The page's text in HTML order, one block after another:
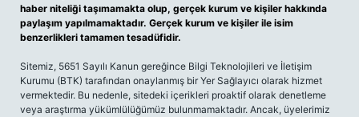
haber niteliği taşımamakta olup, gerçek kurum ve kişiler hakkında
paylaşım yapılmamaktadır. Gerçek kurum ve kişiler ile isim
benzerlikleri tamamen tesadüfidir.
Sitemiz, 5651 Sayılı Kanun gereğince Bilgi Teknolojileri ve İletişim
Kurumu (BTK) tarafından onaylanmış bir Yer Sağlayıcı olarak hizmet
vermektedir. Bu nedenle, sitedeki içerikleri proaktif olarak denetleme
veya araştırma yükümlülüğümüz bulunmamaktadır. Ancak, üyelerimiz